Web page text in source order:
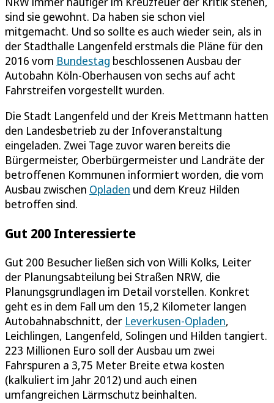
sind sie gewohnt. Da haben sie schon viel
mitgemacht. Und so sollte es auch wieder sein, als in
der Stadthalle Langenfeld erstmals die Pläne für den
2016 vom Bundestag beschlossenen Ausbau der
Autobahn Köln-Oberhausen von sechs auf acht
Fahrstreifen vorgestellt wurden.
Die Stadt Langenfeld und der Kreis Mettmann hatten
den Landesbetrieb zu der Infoveranstaltung
eingeladen. Zwei Tage zuvor waren bereits die
Bürgermeister, Oberbürgermeister und Landräte der
betroffenen Kommunen informiert worden, die vom
Ausbau zwischen Opladen und dem Kreuz Hilden
betroffen sind.
Gut 200 Interessierte
Gut 200 Besucher ließen sich von Willi Kolks, Leiter
der Planungsabteilung bei Straßen NRW, die
Planungsgrundlagen im Detail vorstellen. Konkret
geht es in dem Fall um den 15,2 Kilometer langen
Autobahnabschnitt, der Leverkusen-Opladen,
Leichlingen, Langenfeld, Solingen und Hilden tangiert.
223 Millionen Euro soll der Ausbau um zwei
Fahrspuren a 3,75 Meter Breite etwa kosten
(kalkuliert im Jahr 2012) und auch einen
umfangreichen Lärmschutz beinhalten.